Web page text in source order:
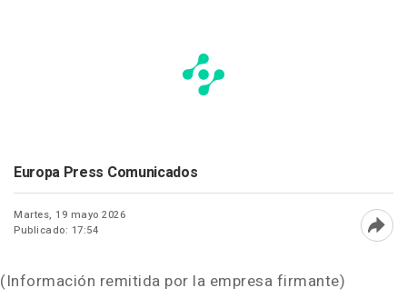
Europa Press Comunicados
Martes, 19 mayo 2026
Publicado: 17:54
(Información remitida por la empresa firmante)